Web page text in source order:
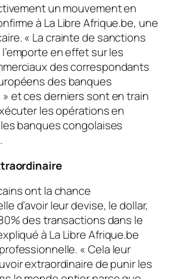
un mouvement en
à La Libre Afrique.be, une
« La crainte de sanctions
en effet sur les
des correspondants
des banques
et ces derniers sont en train
les opérations en
banques congolaises
ont la chance
d’avoir leur devise, le dollar,
des transactions dans le
à La Libre Afrique.be
« Cela leur
extraordinaire de punir les